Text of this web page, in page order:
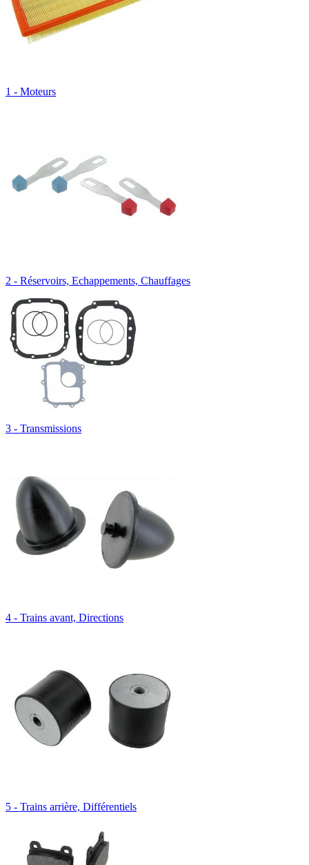
1 - Moteurs
2 - Réservoirs, Echappements, Chauffages
3 - Transmissions
4 - Trains avant, Directions
5 - Trains arrière, Différentiels